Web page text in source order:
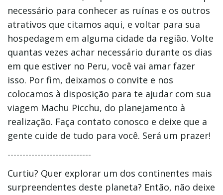
necessário para conhecer as ruínas e os outros
atrativos que citamos aqui, e voltar para sua
hospedagem em alguma cidade da região. Volte
quantas vezes achar necessário durante os dias
em que estiver no Peru, você vai amar fazer
isso. Por fim, deixamos o convite e nos
colocamos à disposição para te ajudar com sua
viagem Machu Picchu, do planejamento à
realização. Faça contato conosco e deixe que a
gente cuide de tudo para você. Será um prazer!
----------------------------
Curtiu? Quer explorar um dos continentes mais
surpreendentes deste planeta? Então, não deixe